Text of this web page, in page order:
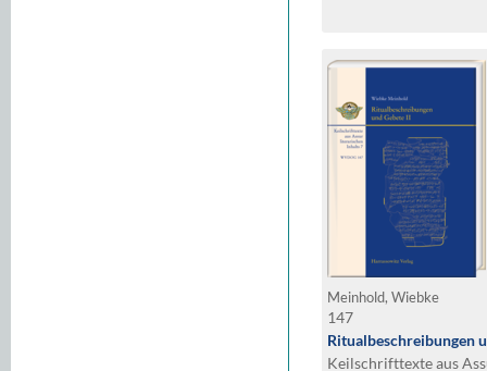
Meinhold, Wiebke
147
Ritualbeschreibungen
Keilschrifttexte aus